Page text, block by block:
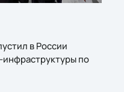
в России
по